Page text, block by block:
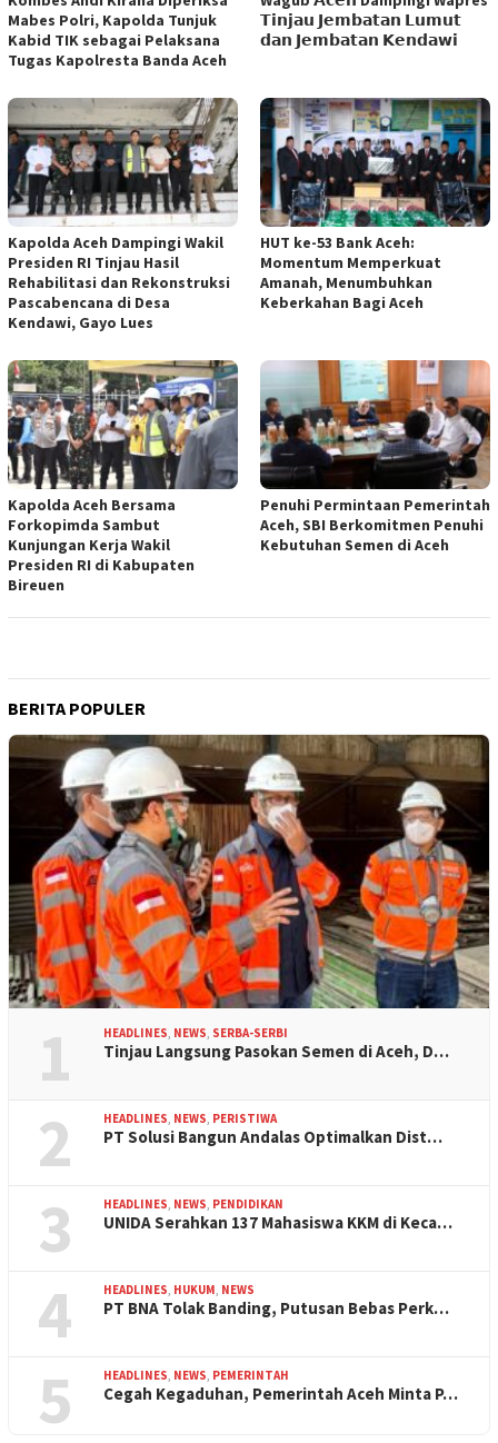
Mabes Polri, Kapolda Tunjuk
Kabid TIK sebagai Pelaksana
Tugas Kapolresta Banda Aceh
𝗧𝗶𝗻𝗷𝗮𝘂 𝗝𝗲𝗺𝗯𝗮𝘁𝗮𝗻 𝗟𝘂𝗺𝘂𝘁
𝗱𝗮𝗻 𝗝𝗲𝗺𝗯𝗮𝘁𝗮𝗻 𝗞𝗲𝗻𝗱𝗮𝘄𝗶
Kapolda Aceh Dampingi Wakil
Presiden RI Tinjau Hasil
Rehabilitasi dan Rekonstruksi
Pascabencana di Desa
Kendawi, Gayo Lues
HUT ke-53 Bank Aceh:
Momentum Memperkuat
Amanah, Menumbuhkan
Keberkahan Bagi Aceh
Kapolda Aceh Bersama
Forkopimda Sambut
Kunjungan Kerja Wakil
Presiden RI di Kabupaten
Bireuen
Penuhi Permintaan Pemerintah
Aceh, SBI Berkomitmen Penuhi
Kebutuhan Semen di Aceh
BERITA POPULER
1 HEADLINES, NEWS, SERBA-SERBI
Tinjau Langsung Pasokan Semen di Aceh, D…
2 HEADLINES, NEWS, PERISTIWA
PT Solusi Bangun Andalas Optimalkan Dist…
3 HEADLINES, NEWS, PENDIDIKAN
UNIDA Serahkan 137 Mahasiswa KKM di Keca…
4 HEADLINES, HUKUM, NEWS
PT BNA Tolak Banding, Putusan Bebas Perk…
5 HEADLINES, NEWS, PEMERINTAH
Cegah Kegaduhan, Pemerintah Aceh Minta P…